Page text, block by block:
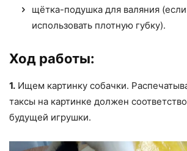
щётка-подушка для валяния
использовать плотную губку).
Ход работы:
1. Ищем картинку собачки.
таксы на картинке должен
будущей игрушки.